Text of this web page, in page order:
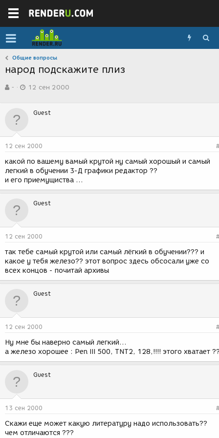
Общие вопросы
народ подскажите плиз
в
р
м
-
а
д
н
и
я
12 сен 2000
Guest
12 сен 2000
какой по вашему вамый крутой ну самый хорошый и самый
легкий в обучении 3-Д графики редактор ??
и его приемущиства ...
Guest
12 сен 2000
так тебе самый крутой или самый лёгкий в обучении??? и
какое у тебя железо?? этот вопрос здесь обсосали уже со
всех концов - почитай архивы
Guest
12 сен 2000
Ну мне бы наверно самый легкий...
а железо хорошее : Pen III 500, TNT2, 128,!!!! этого хватает
Guest
13 сен 2000
Скажи еще может какую литературу надо использовать??
чем отличаются ???